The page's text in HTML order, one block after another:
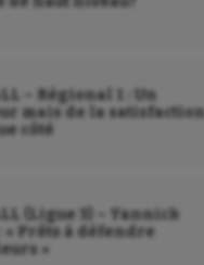
– Régional 1 : Un
mais de la satisfaction
côté
(Ligue 3) – Yannick
« Prêts à défendre
»